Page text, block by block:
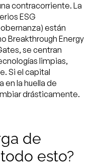
contracorriente. La
ESG
están
Breakthrough Energy
se centran
limpias,
Si el capital
en la huella de
drásticamente.
de
esto?